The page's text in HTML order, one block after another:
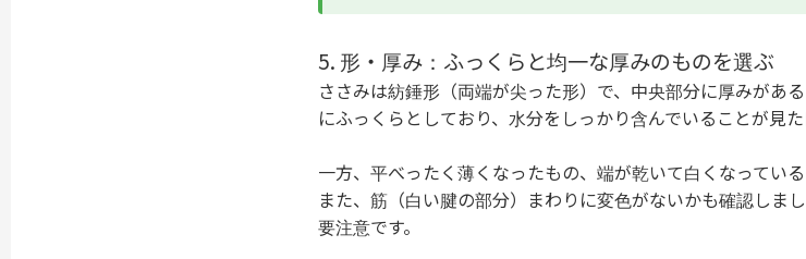
5. 形・厚み：ふっくらと均一な厚みのものを選ぶ
ささみは紡錘形（両端が尖った形）で、中央部分に厚みがあ
にふっくらとしており、水分をしっかり含んでいることが見た
一方、平べったく薄くなったもの、端が乾いて白くなってい
また、筋（白い腱の部分）まわりに変色がないかも確認しま
要注意です。